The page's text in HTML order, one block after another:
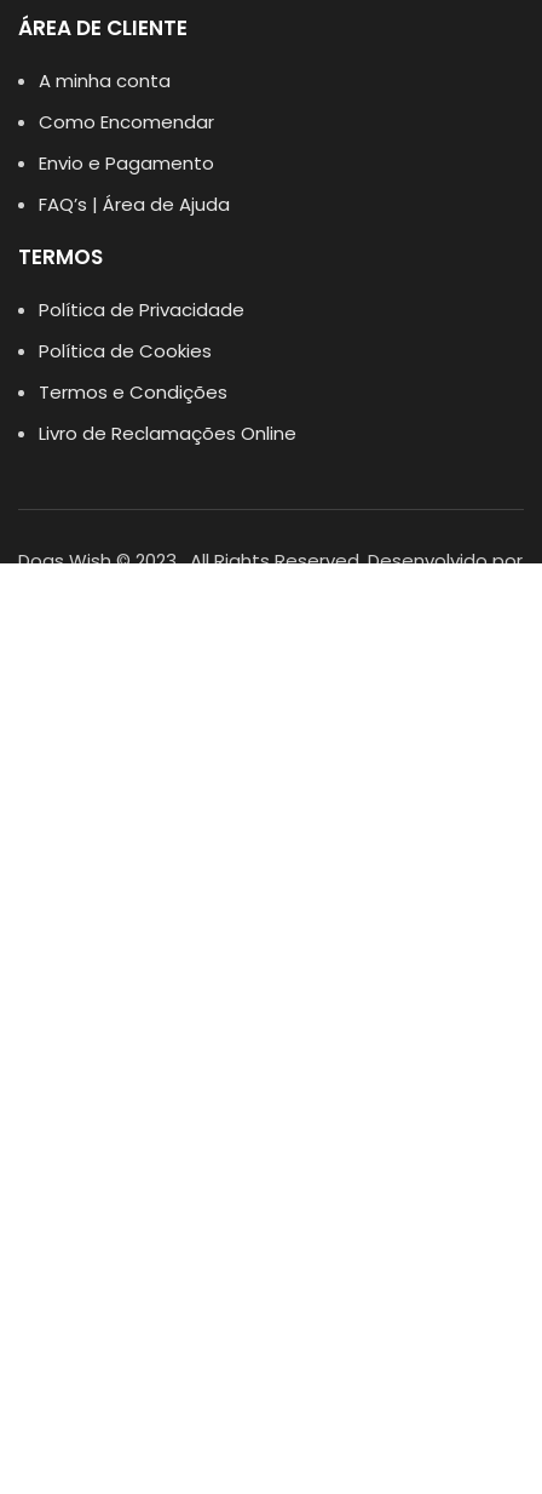
ÁREA DE CLIENTE
A minha conta
Como Encomendar
Envio e Pagamento
FAQ’s | Área de Ajuda
TERMOS
Política de Privacidade
Política de Cookies
Termos e Condições
Livro de Reclamações Online
Dogs Wish © 2023 . All Rights Reserved. Desenvolvido por